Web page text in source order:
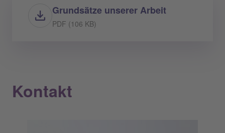
Grundsätze unserer Arbeit
PDF (106 KB)
Kontakt